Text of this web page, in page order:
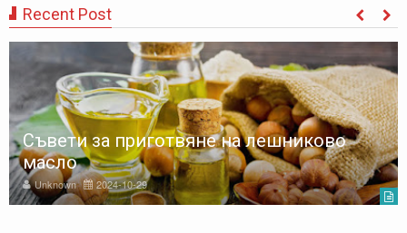
Recent Post
Съвети за приготвяне на лешниково
масло
Unknown 2024-10-29